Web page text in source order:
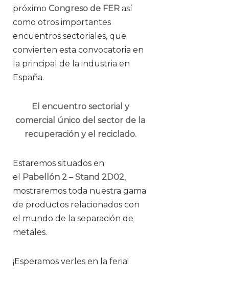
próximo Congreso de FER así
como otros importantes
encuentros sectoriales, que
convierten esta convocatoria en
la principal de la industria en
España.
El encuentro sectorial y
comercial único del sector de la
recuperación y el reciclado.
Estaremos situados en
el
Pabellón 2 – Stand 2D02,
mostraremos toda nuestra gama
de productos relacionados con
el mundo de la separación de
metales.
¡Esperamos verles en la feria!